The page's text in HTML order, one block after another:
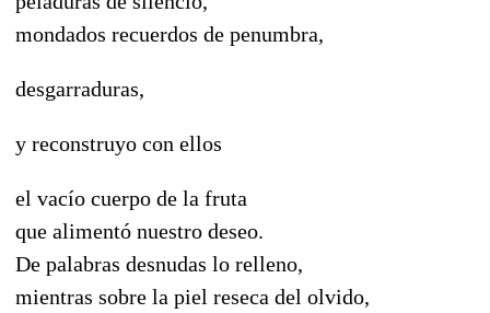
mondados recuerdos de penumbra,
desgarraduras,
y reconstruyo con ellos
el vacío cuerpo de la fruta
que alimentó nuestro deseo.
De palabras desnudas lo relleno,
mientras sobre la piel reseca del olvido,